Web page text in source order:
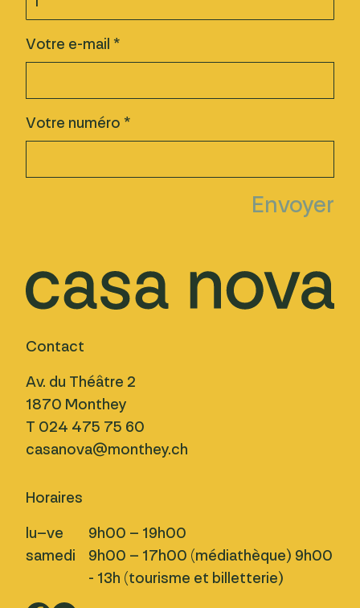
Votre e-mail *
Votre numéro *
Contact
Av. du Théâtre 2
1870 Monthey
T 024 475 75 60
casanova@monthey.ch
Horaires
lu–ve
samedi
9h00 – 19h00
9h00 – 17h00 (médiathèque) 9h00
- 13h (tourisme et billetterie)